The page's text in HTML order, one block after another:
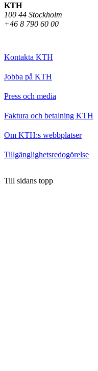
KTH
100 44 Stockholm
+46 8 790 60 00
Kontakta KTH
Jobba på KTH
Press och media
Faktura och betalning KTH
Om KTH:s webbplatser
Tillgänglighetsredogörelse
Till sidans topp